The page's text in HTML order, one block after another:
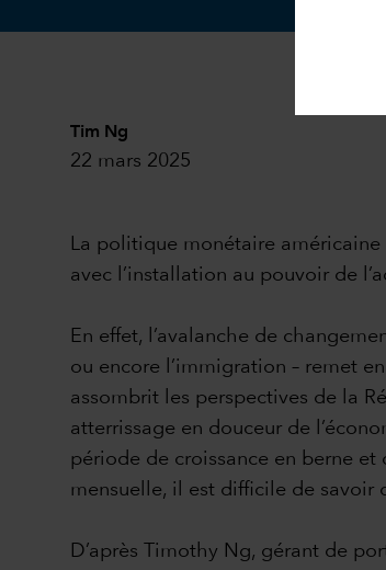
Tim Ng
22 mars 2025
La politique monétaire américaine
avec l’installation au pouvoir de
En effet, l’avalanche de
ou encore l’immigration – remet
assombrit les perspectives de la
atterrissage en douceur de
période de croissance en berne et
mensuelle, il est difficile de savoir
D’après Timothy Ng, gérant de